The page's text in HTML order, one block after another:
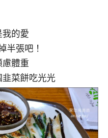
的愛
半張吧！
體重
菜餅吃光光